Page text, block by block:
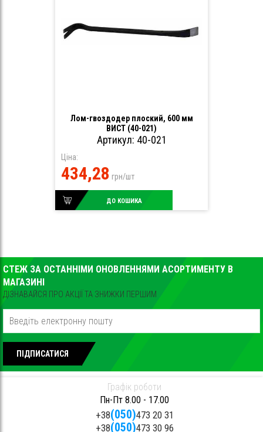
Лом-гвоздодер плоский, 600 мм
ВИСТ (40-021)
Артикул: 40-021
Ціна:
434,28 грн/шт
ДО КОШИКА
СТЕЖ ЗА ОСТАННІМИ ОНОВЛЕННЯМИ АСОРТИМЕНТУ В
МАГАЗИНІ
ДІЗНАВАЙСЯ ПРО АКЦІЇ ТА ЗНИЖКИ ПЕРШИМ
ПІДПИСАТИСЯ
Графік роботи
Пн-Пт 8.00 - 17.00
+38(050)473 20 31
+38(050)473 30 96